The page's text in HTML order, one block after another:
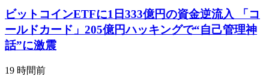
ビットコインETFに1日333億円の資金逆流入 「コ
ールドカード」205億円ハッキングで“自己管理神
話”に激震
19 時間前